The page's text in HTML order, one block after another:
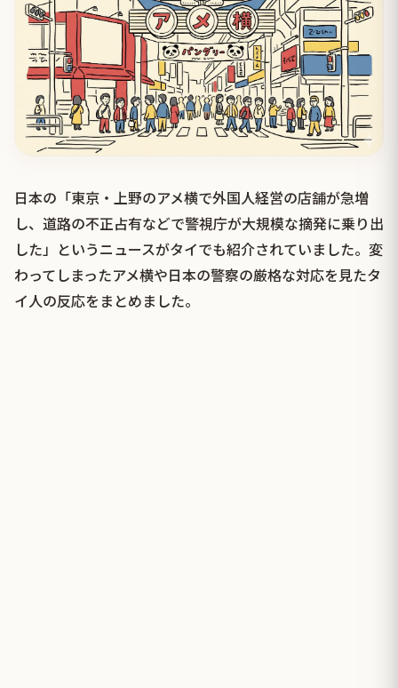
日本の「東京・上野のアメ横で外国人経営の店舗が急増
し、道路の不正占有などで警視庁が大規模な摘発に乗り出
した」というニュースがタイでも紹介されていました。変
わってしまったアメ横や日本の警察の厳格な対応を見たタ
イ人の反応をまとめました。